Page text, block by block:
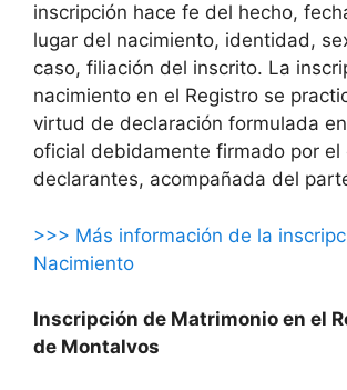
inscripción hace fe del hecho,
lugar del nacimiento, identidad,
caso, filiación del inscrito. La
nacimiento en el Registro se
virtud de declaración formulada
oficial debidamente firmado por el
declarantes, acompañada del
>>> Más información de la
Nacimiento
Inscripción de Matrimonio en el
de Montalvos